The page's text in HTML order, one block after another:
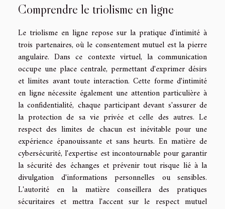
Comprendre le triolisme en ligne
Le triolisme en ligne repose sur la pratique d'intimité à
trois partenaires, où le consentement mutuel est la pierre
angulaire. Dans ce contexte virtuel, la communication
occupe une place centrale, permettant d'exprimer désirs
et limites avant toute interaction. Cette forme d'intimité
en ligne nécessite également une attention particulière à
la confidentialité, chaque participant devant s'assurer de
la protection de sa vie privée et celle des autres. Le
respect des limites de chacun est inévitable pour une
expérience épanouissante et sans heurts. En matière de
cybersécurité, l'expertise est incontournable pour garantir
la sécurité des échanges et prévenir tout risque lié à la
divulgation d'informations personnelles ou sensibles.
L'autorité en la matière conseillera des pratiques
sécuritaires et mettra l'accent sur le respect mutuel